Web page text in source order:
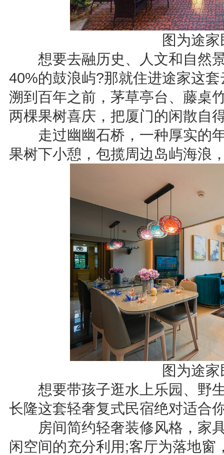
图为途
想要去融历史、人文和自然景
40%的鼓浪屿?那就住进途家这
溯到百年之前，茅草亭台、藤桌
两棵果树喜庆，把厦门的闲散自
走过幽幽石桥，一种厚实的年
果树下小憩，包揽周边岛屿海浪
图为途
想要带孩子逛水上乐园、野生
长隆这套轻奢复式民宿绝对适合
房间简约轻奢装修风格，家具
闲空间的充分利用;客厅为落地